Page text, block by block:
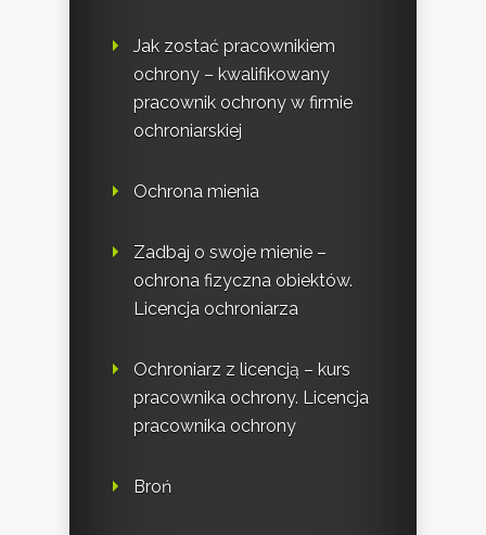
Jak zostać pracownikiem
ochrony – kwalifikowany
pracownik ochrony w firmie
ochroniarskiej
Ochrona mienia
Zadbaj o swoje mienie –
ochrona fizyczna obiektów.
Licencja ochroniarza
Ochroniarz z licencją – kurs
pracownika ochrony. Licencja
pracownika ochrony
Broń